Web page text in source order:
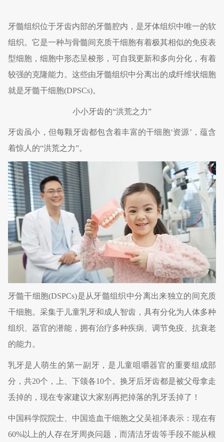
牙髓组织位于牙齿内部的牙髓腔内，是牙体组织中唯一的软
组织。它是一种与骨髓间充质干细胞有着极其相似的免疫表
型细胞，细胞中形态呈梭形，可自我更新和多向分化，有着
较强的克隆能力。这些由牙髓组织中分离出的成纤维状细胞
就是牙髓干细胞(DPSCs)。
小小牙齿的“洪荒之力”
牙齿虽小，但每颗牙齿都包含着丰富的干细胞‘资源’，蕴含
着惊人的“洪荒之力”。
牙髓干细胞(DSPCs)是从牙髓组织中分离出来独立的间充质
干细胞。采集于儿童乳牙和成人智齿，具有分化为人体多种
组织、器官的潜能，拥有治疗多种疾病、调节免疫、抗衰老
的能力。
乳牙是人萌生的第一副牙，是儿童咀嚼器官的重要组成部
分，共20个，上、下颌各10个。换牙后牙齿都是被父母拿走
丢掉的，现在专家建议大家别再把掉落的乳牙丢掉了！
中国科学院院士、中国造血干细胞之父吴祖泽表示：现在有
60%以上的人存在牙周炎问题，而清洁牙齿等手段不能从根